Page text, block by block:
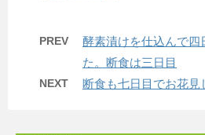
PREV
酵素漬けを仕込んで四
た。断食は三日目
NEXT 断食も七日目でお花見